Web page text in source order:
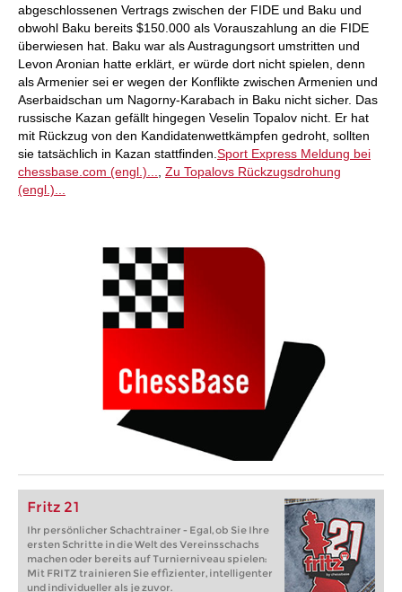
abgeschlossenen Vertrags zwischen der FIDE und Baku und
obwohl Baku bereits $150.000 als Vorauszahlung an die FIDE
überwiesen hat. Baku war als Austragungsort umstritten und
Levon Aronian hatte erklärt, er würde dort nicht spielen, denn
als Armenier sei er wegen der Konflikte zwischen Armenien und
Aserbaidschan um Nagorny-Karabach in Baku nicht sicher. Das
russische Kazan gefällt hingegen Veselin Topalov nicht. Er hat
mit Rückzug von den Kandidatenwettkämpfen gedroht, sollten
sie tatsächlich in Kazan stattfinden. Sport Express Meldung bei
chessbase.com (engl.)...
Zu Topalovs Rückzugsdrohung
(engl.)...
Fritz 21
Ihr persönlicher Schachtrainer - Egal, ob Sie Ihre
ersten Schritte in die Welt des Vereinsschachs
machen oder bereits auf Turnierniveau spielen:
Mit FRITZ trainieren Sie effizienter, intelligenter
und individueller als je zuvor.